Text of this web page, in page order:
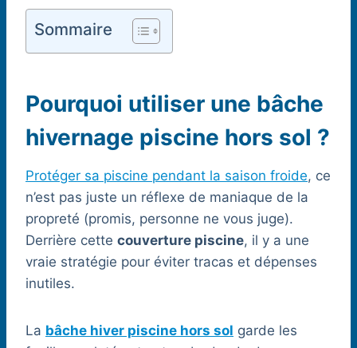
Sommaire
Pourquoi utiliser une bâche
hivernage piscine hors sol ?
Protéger sa piscine pendant la saison froide, ce
n’est pas juste un réflexe de maniaque de la
propreté (promis, personne ne vous juge).
Derrière cette couverture piscine, il y a une
vraie stratégie pour éviter tracas et dépenses
inutiles.
La bâche hiver piscine hors sol garde les